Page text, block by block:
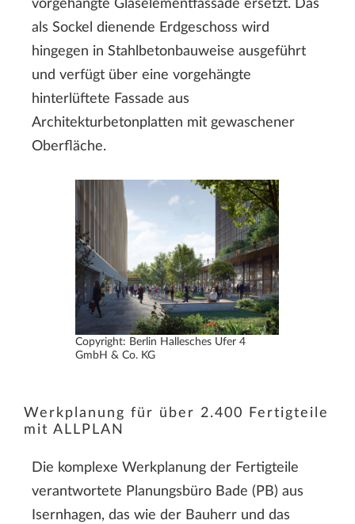
vorgehängte Glaselementfassade ersetzt. Das
als Sockel dienende Erdgeschoss wird
hingegen in Stahlbetonbauweise ausgeführt
und verfügt über eine vorgehängte
hinterlüftete Fassade aus
Architekturbetonplatten mit gewaschener
Oberfläche.
Copyright: Berlin Hallesches Ufer 4
GmbH & Co. KG
Werkplanung für über 2.400 Fertigteile
mit ALLPLAN
Die komplexe Werkplanung der Fertigteile
verantwortete Planungsbüro Bade (PB) aus
Isernhagen, das wie der Bauherr und das